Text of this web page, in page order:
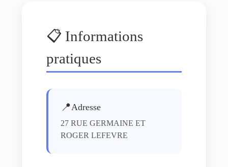
📋 Informations
pratiques
📍Adresse
27 RUE GERMAINE ET
ROGER LEFEVRE